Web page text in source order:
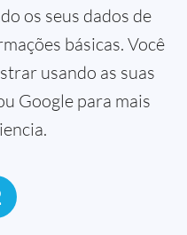
os seus dados de
básicas. Você
usando as suas
Google para mais